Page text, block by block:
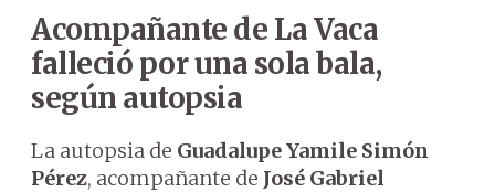
Acompañante de La Vaca
falleció por una sola bala,
según autopsia
La autopsia de Guadalupe Yamile Simón
Pérez, acompañante de José Gabriel